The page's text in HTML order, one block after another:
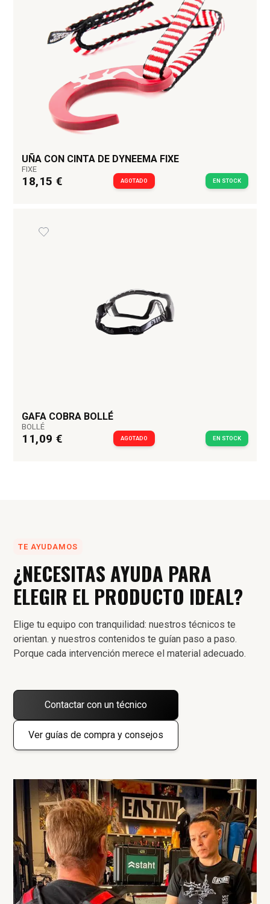
UÑA CON CINTA DE DYNEEMA FIXE
FIXE
18,15 € AGOTADO EN STOCK
GAFA COBRA BOLLÉ
BOLLÉ
11,09 € AGOTADO EN STOCK
TE AYUDAMOS
¿NECESITAS AYUDA PARA
ELEGIR EL PRODUCTO IDEAL?
Elige tu equipo con tranquilidad: nuestros técnicos te
orientan. y nuestros contenidos te guían paso a paso.
Porque cada intervención merece el material adecuado.
Contactar con un técnico
Ver guías de compra y consejos